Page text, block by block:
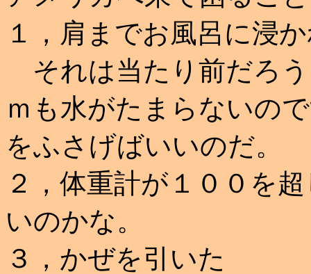
１，肩までお風呂に浸
それは当たり前だろ
ｍも水がたまらないの
をふさげばいいのだ。
２，体重計が１００を
いのかな。
３，かぜを引いた